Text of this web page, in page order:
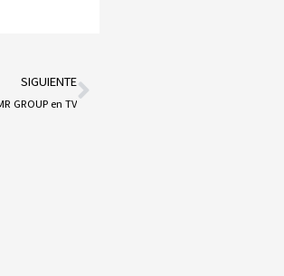
SIGUIENTE
GROUP en TVSiguiente